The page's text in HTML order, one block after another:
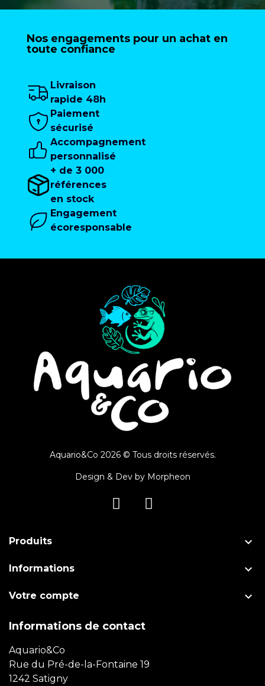
Nos engagements pour un achat en
toute confiance
Livraison
rapide 48h
Paiement
sécurisé
Accompagnement
personnalisé
+ de 3 000
références
en stock
Engagement
écoresponsable
Aquario&Co 2026 © Tous droits réservés.
Design & Dev by Morpheon
Produits 
Informations 
Votre compte 
Informations de contact
Aquario&Co
Rue du Pré-de-la-Fontaine 19
1242 Satigny